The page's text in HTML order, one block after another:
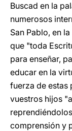
Buscad en la
numerosos
San Pablo, en
que "toda
para enseñar,
educar en la
fuerza de estas
vuestros hijos
comprensión y